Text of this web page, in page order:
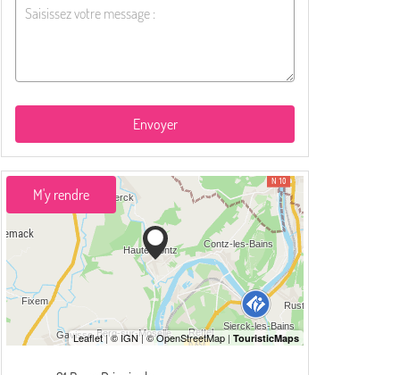
Envoyer
M'y rendre